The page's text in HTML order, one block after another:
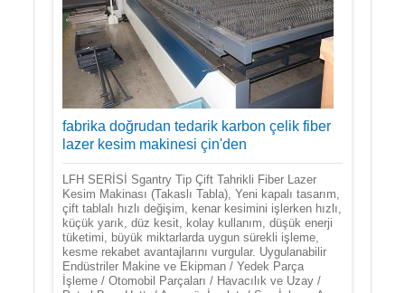
fabrika doğrudan tedarik karbon çelik fiber
lazer kesim makinesi çin'den
LFH SERİSİ Sgantry Tip Çift Tahrikli Fiber Lazer
Kesim Makinası (Takaslı Tabla), Yeni kapalı tasarım,
çift tablalı hızlı değişim, kenar kesimini işlerken hızlı,
küçük yarık, düz kesit, kolay kullanım, düşük enerji
tüketimi, büyük miktarlarda uygun sürekli işleme,
kesme rekabet avantajlarını vurgular. Uygulanabilir
Endüstriler Makine ve Ekipman / Yedek Parça
İşleme / Otomobil Parçaları / Havacılık ve Uzay /